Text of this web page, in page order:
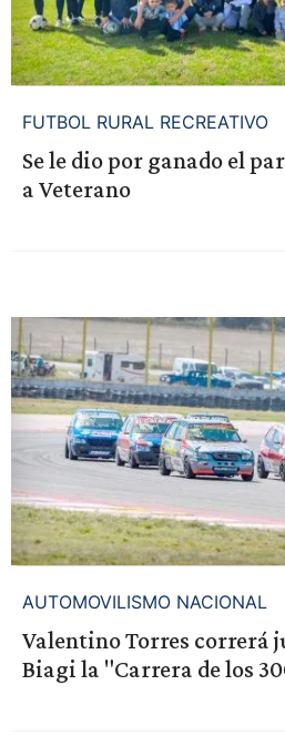
FUTBOL RURAL RECREATIVO
Se le dio por ganado el
a Veterano
AUTOMOVILISMO NACIONAL
Valentino Torres correrá
Biagi la "Carrera de los